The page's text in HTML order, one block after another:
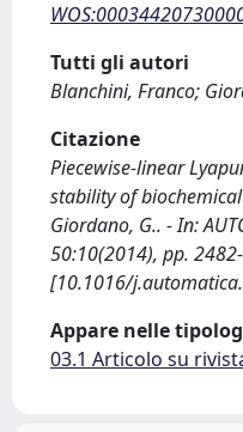
Tutti gli autori
Blanchini, Franco;
Citazione
Piecewise-linear
stability of
Giordano, G.. - In:
50:10(2014), pp.
[10.1016/
Appare nelle
03.1 Articolo su